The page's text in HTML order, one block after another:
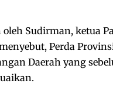
Sudirman, ketua
Perda
Daerah yang